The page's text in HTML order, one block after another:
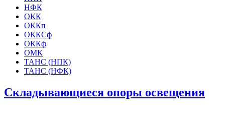
НФК
ОКК
ОККп
ОККСф
ОККф
ОМК
ТАНС (НПК)
ТАНС (НФК)
Складывающиеся опоры освещения